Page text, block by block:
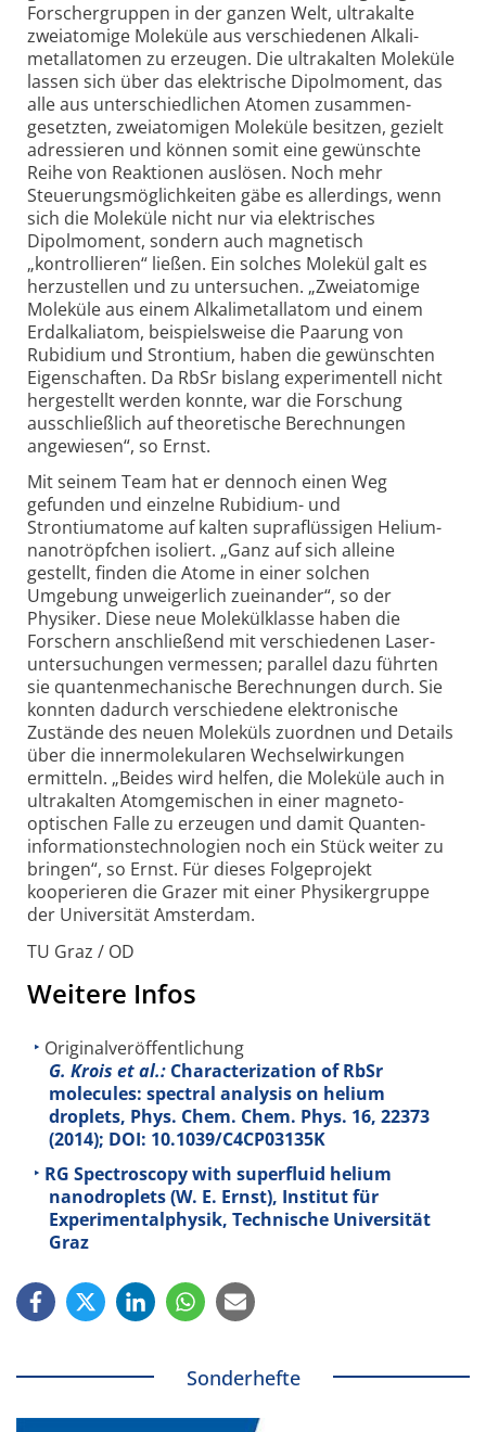
Forscher­gruppen in der ganzen Welt, ultrakalte
zweiatomige Moleküle aus verschiedenen Alkali­
metall­atomen zu erzeugen. Die ultrakalten Moleküle
lassen sich über das elektrische Dipol­moment, das
alle aus unterschied­lichen Atomen zusammen­
gesetzten, zweiatomigen Moleküle besitzen, gezielt
adressieren und können somit eine gewünschte
Reihe von Reaktionen auslösen. Noch mehr
Steuerungsmöglichkeiten gäbe es allerdings, wenn
sich die Moleküle nicht nur via elektrisches
Dipolmoment, sondern auch magnetisch
„kontrollieren“ ließen. Ein solches Molekül galt es
herzustellen und zu untersuchen. „Zweiatomige
Moleküle aus einem Alkali­metall­atom und einem
Erd­alkali­atom, beispiels­weise die Paarung von
Rubidium und Strontium, haben die gewünschten
Eigenschaften. Da RbSr bislang experimentell nicht
hergestellt werden konnte, war die Forschung
ausschließlich auf theoretische Berech­nungen
angewiesen“, so Ernst.
Mit seinem Team hat er dennoch einen Weg
gefunden und einzelne Rubidium- und
Strontiumatome auf kalten supraflüssigen Helium­
nano­tröpfchen isoliert. „Ganz auf sich alleine
gestellt, finden die Atome in einer solchen
Umgebung unweigerlich zueinander“, so der
Physiker. Diese neue Molekül­klasse haben die
Forschern anschließend mit verschiedenen Laser­
unter­suchungen vermessen; parallel dazu führten
sie quanten­mechanische Berechnungen durch. Sie
konnten dadurch verschiedene elektro­nische
Zustände des neuen Moleküls zuordnen und Details
über die inner­moleku­laren Wechsel­wirkungen
ermitteln. „Beides wird helfen, die Moleküle auch in
ultrakalten Atomgemischen in einer magneto-
optischen Falle zu erzeugen und damit Quanten­
informations­techno­logien noch ein Stück weiter zu
bringen“, so Ernst. Für dieses Folge­projekt
kooperieren die Grazer mit einer Physiker­gruppe
der Universität Amsterdam.
TU Graz / OD
Weitere Infos
Originalveröffentlichung
G. Krois et al.: Characterization of RbSr
molecules: spectral analysis on helium
droplets, Phys. Chem. Chem. Phys. 16, 22373
(2014); DOI: 10.1039/C4CP03135K
RG Spectroscopy with superfluid helium
nanodroplets (W. E. Ernst), Institut für
Experimentalphysik, Technische Universität
Graz
Sonderhefte